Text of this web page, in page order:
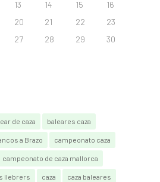
13 14 15
16
20 21 22
23
27 28 29
30
de caza baleares caza
a Brazo campeonato caza
campeonato de caza mallorca
llebrers caza caza baleares